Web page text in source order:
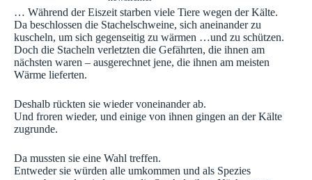
… Während der Eiszeit starben viele Tiere wegen der Kälte.
Da beschlossen die Stachelschweine, sich aneinander zu
kuscheln, um sich gegenseitig zu wärmen …und zu schützen.
Doch die Stacheln verletzten die Gefährten, die ihnen am
nächsten waren – ausgerechnet jene, die ihnen am meisten
Wärme lieferten.
Deshalb rückten sie wieder voneinander ab.
Und froren wieder, und einige von ihnen gingen an der Kälte
zugrunde.
Da mussten sie eine Wahl treffen.
Entweder sie würden alle umkommen und als Spezies